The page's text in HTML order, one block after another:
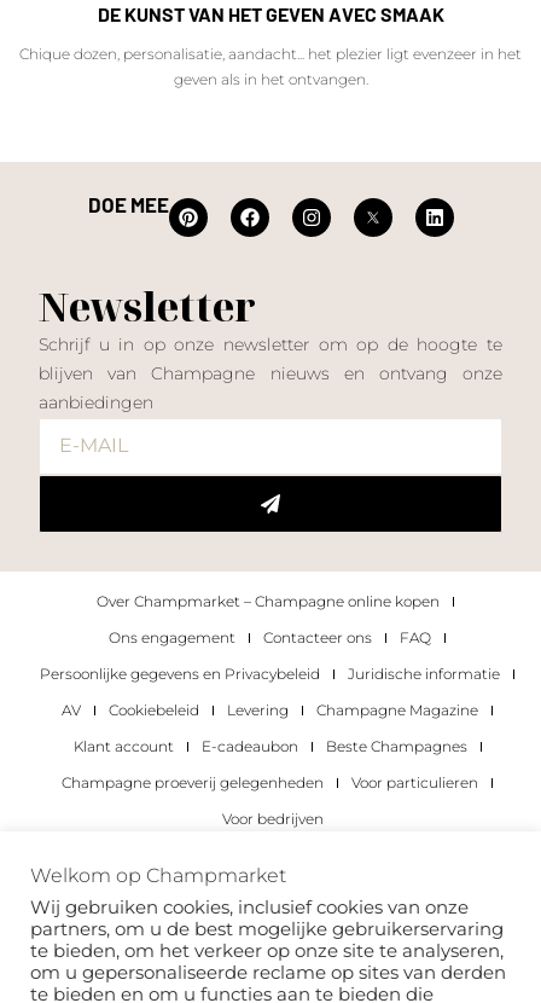
DE KUNST VAN HET GEVEN AVEC SMAAK
Chique dozen, personalisatie, aandacht... het plezier ligt evenzeer in het
geven als in het ontvangen.
DOE MEE
Newsletter
Schrijf u in op onze newsletter om op de hoogte te
blijven van Champagne nieuws en ontvang onze
aanbiedingen
Over Champmarket – Champagne online kopen
Ons engagement
Contacteer ons
FAQ
Persoonlijke gegevens en Privacybeleid
Juridische informatie
AV
Cookiebeleid Levering
Champagne Magazine
Klant account
E-cadeaubon
Beste Champagnes
Champagne proeverij gelegenheden
Voor particulieren
Voor bedrijven
Copyright 2022 © alle rechten voorbehouden.
Welkom op Champmarket
Wij gebruiken cookies, inclusief cookies van onze
partners, om u de best mogelijke gebruikerservaring
te bieden, om het verkeer op onze site te analyseren,
om u gepersonaliseerde reclame op sites van derden
te bieden en om u functies aan te bieden die